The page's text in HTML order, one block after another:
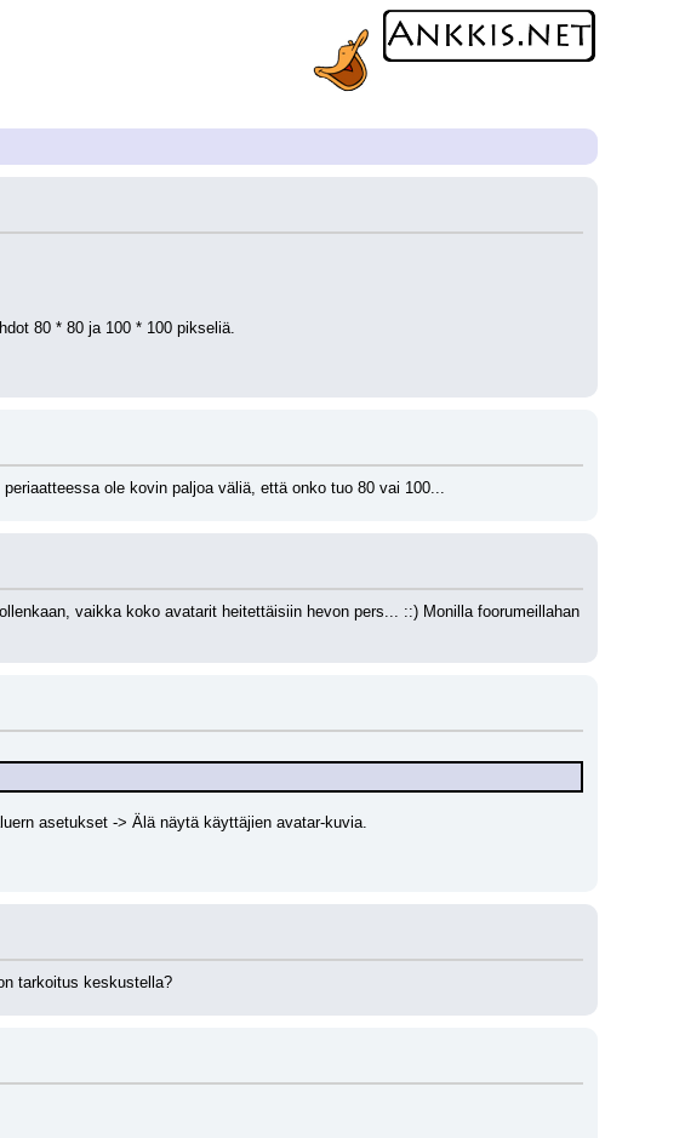
80 * 80 ja 100 * 100 pikseliä.
ole kovin paljoa väliä, että onko tuo 80 vai 100...
vaikka koko avatarit heitettäisiin hevon pers... ::) Monilla foorumeillahan
asetukset -> Älä näytä käyttäjien avatar-kuvia.
tarkoitus keskustella?